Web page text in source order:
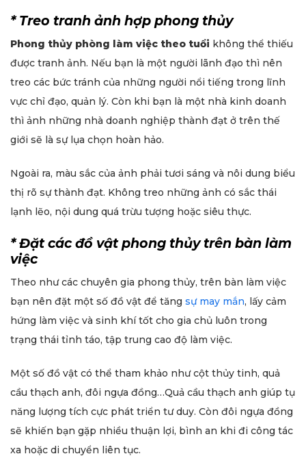
* Treo tranh ảnh hợp phong thủy
Phong thủy phòng làm việc theo tuổi không thể thiếu
được tranh ảnh. Nếu bạn là một người lãnh đạo thì nên
treo các bức tránh của những người nổi tiếng trong lĩnh
vực chỉ đạo, quản lý. Còn khi bạn là một nhà kinh doanh
thì ảnh những nhà doanh nghiệp thành đạt ở trên thế
giới sẽ là sự lụa chọn hoàn hảo.
Ngoài ra, màu sắc của ảnh phải tươi sáng và nôi dung biểu
thị rõ sự thành đạt. Không treo những ảnh có sắc thái
lạnh lẽo, nội dung quá trừu tượng hoặc siêu thực.
* Đặt các đồ vật phong thủy trên bàn làm
việc
Theo như các chuyên gia phong thủy, trên bàn làm việc
bạn nên đặt một số đồ vật để tăng sự may mắn, lấy cảm
hứng làm việc và sinh khí tốt cho gia chủ luôn trong
trạng thái tỉnh táo, tập trung cao độ làm việc.
Một số đồ vật có thể tham khảo như cột thủy tinh, quả
cầu thạch anh, đôi ngựa đồng…Quả cầu thạch anh giúp tụ
năng lượng tích cực phát triển tư duy. Còn đôi ngựa đồng
sẽ khiến bạn gặp nhiều thuận lợi, bình an khi đi công tác
xa hoặc di chuyển liên tục.